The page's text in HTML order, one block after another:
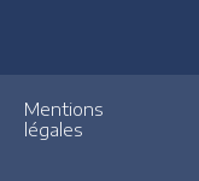
Mentions
légales